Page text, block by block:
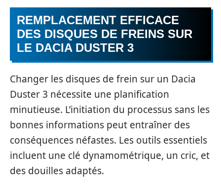
REMPLACEMENT EFFICACE
DES DISQUES DE FREINS SUR
LE DACIA DUSTER 3
Changer les disques de frein sur un Dacia
Duster 3 nécessite une planification
minutieuse. L’initiation du processus sans les
bonnes informations peut entraîner des
conséquences néfastes. Les outils essentiels
incluent une clé dynamométrique, un cric, et
des douilles adaptés.